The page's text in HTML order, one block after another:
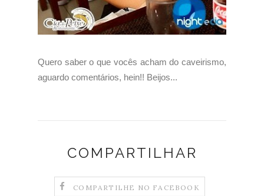
Quero saber o que vocês acham do caveirismo,
aguardo comentários, hein!! Beijos...
COMPARTILHAR
COMPARTILHE NO FACEBOOK